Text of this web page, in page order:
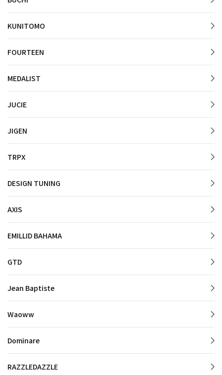
KUNITOMO
FOURTEEN
MEDALIST
JUCIE
JIGEN
TRPX
DESIGN TUNING
AXIS
EMILLID BAHAMA
GTD
Jean Baptiste
Waoww
Dominare
RAZZLEDAZZLE